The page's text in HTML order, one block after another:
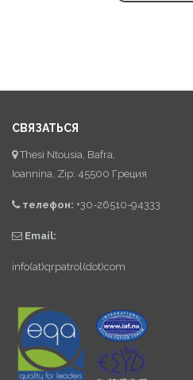
СВЯЗАТЬСЯ
Thesi Ntousia, Bafra,
Ioannina, Zip: 45500 Греция
телефон: +30-26510-94333
Email:
info(at)qrpatrol(dot)com